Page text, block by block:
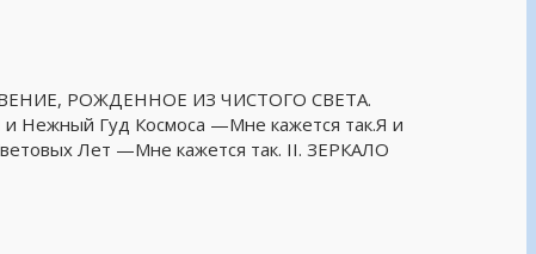
РОЖДЕННОЕ ИЗ ЧИСТОГО СВЕТА.
Гуд Космоса —Мне кажется так.Я и
Лет —Мне кажется так. II. ЗЕРКАЛО